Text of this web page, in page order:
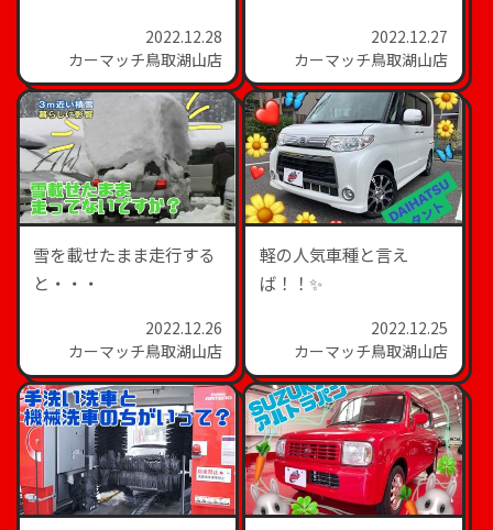
2022.12.28
カーマッチ鳥取湖山店
2022.12.27
カーマッチ鳥取湖山店
雪を載せたまま走行する
と・・・
2022.12.26
カーマッチ鳥取湖山店
軽の人気車種と言え
ば！！✨
2022.12.25
カーマッチ鳥取湖山店